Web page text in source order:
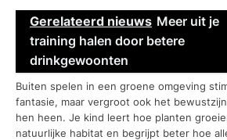
Gerelateerd nieuws Meer uit je
training halen door betere
drinkgewoonten
Buiten spelen in een groene omgeving
fantasie, maar vergroot ook het
hen heen. Je kind leert hoe planten
natuurlijke habitat en begrijpt beter hoe